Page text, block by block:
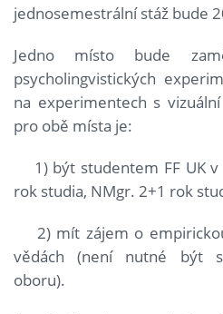
jednosemestrální stáž bude
Jedno místo bude
psycholingvistických
na experimentech s
pro obě místa je:
1) být studentem FF UK v
rok studia, NMgr. 2+1 rok
2) mít zájem o
vědách (není nutné být
oboru).